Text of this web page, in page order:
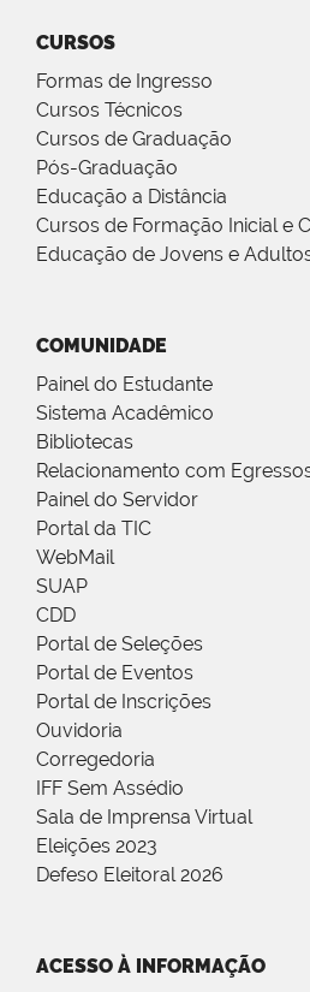
CURSOS
Formas de Ingresso
Cursos Técnicos
Cursos de Graduação
Pós-Graduação
Educação a Distância
Cursos de Formação Inicial e
Educação de Jovens e
COMUNIDADE
Painel do Estudante
Sistema Acadêmico
Bibliotecas
Relacionamento com
Painel do Servidor
Portal da TIC
WebMail
SUAP
CDD
Portal de Seleções
Portal de Eventos
Portal de Inscrições
Ouvidoria
Corregedoria
IFF Sem Assédio
Sala de Imprensa Virtual
Eleições 2023
Defeso Eleitoral 2026
ACESSO À INFORMAÇÃO